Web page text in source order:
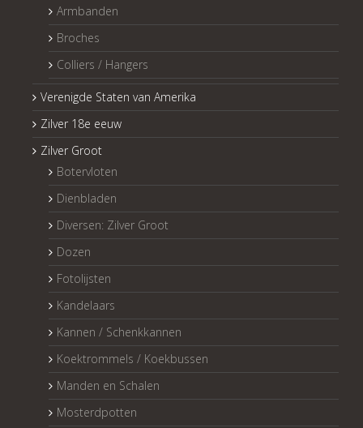
Armbanden
Broches
Colliers / Hangers
Verenigde Staten van Amerika
Zilver 18e eeuw
Zilver Groot
Botervloten
Dienbladen
Diversen: Zilver Groot
Dozen
Fotolijsten
Kandelaars
Kannen / Schenkkannen
Koektrommels / Koekbussen
Manden en Schalen
Mosterdpotten